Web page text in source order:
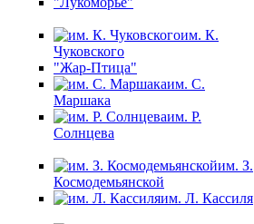
им. К.
Чуковского
"Жар-Птица"
им. С.
Маршака
им. Р.
Солнцева
им. З.
Космодемьянской
им. Л. Кассиля